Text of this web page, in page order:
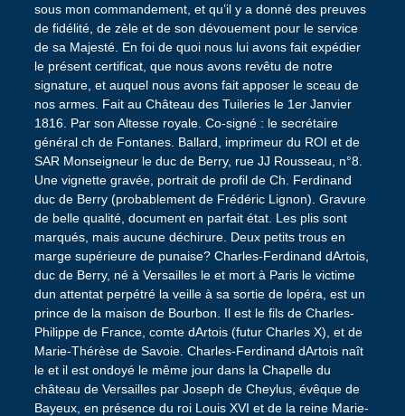
sous mon commandement, et qu’il y a donné des preuves
de fidélité, de zèle et de son dévouement pour le service
de sa Majesté. En foi de quoi nous lui avons fait expédier
le présent certificat, que nous avons revêtu de notre
signature, et auquel nous avons fait apposer le sceau de
nos armes. Fait au Château des Tuileries le 1er Janvier
1816. Par son Altesse royale. Co-signé : le secrétaire
général ch de Fontanes. Ballard, imprimeur du ROI et de
SAR Monseigneur le duc de Berry, rue JJ Rousseau, n°8.
Une vignette gravée, portrait de profil de Ch. Ferdinand
duc de Berry (probablement de Frédéric Lignon). Gravure
de belle qualité, document en parfait état. Les plis sont
marqués, mais aucune déchirure. Deux petits trous en
marge supérieure de punaise? Charles-Ferdinand dArtois,
duc de Berry, né à Versailles le et mort à Paris le victime
dun attentat perpétré la veille à sa sortie de lopéra, est un
prince de la maison de Bourbon. Il est le fils de Charles-
Philippe de France, comte dArtois (futur Charles X), et de
Marie-Thérèse de Savoie. Charles-Ferdinand dArtois naît
le et il est ondoyé le même jour dans la Chapelle du
château de Versailles par Joseph de Cheylus, évêque de
Bayeux, en présence du roi Louis XVI et de la reine Marie-